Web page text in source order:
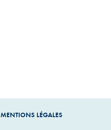
MENTIONS LÉGALES